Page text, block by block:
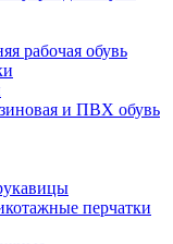
рабочая обувь
и ПВХ обувь
перчатки